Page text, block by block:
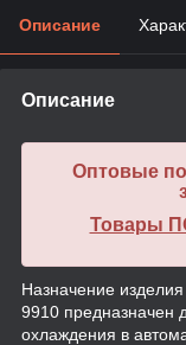
Описание
Описание
Оптовые
Товары
Назначение
9910 предназначен
охлаждения в